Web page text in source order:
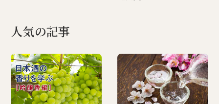
人気の記事